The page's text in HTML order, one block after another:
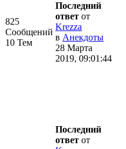
825
Сообщений
10 Тем
Последний
ответ от
Krezza
в Анекдоты
28 Марта
2019, 09:01:44
Последний
ответ от